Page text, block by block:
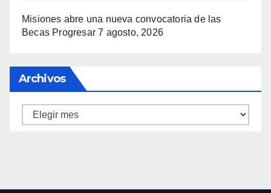
Misiones abre una nueva convocatoria de las
Becas Progresar 7 agosto, 2026
Archivos
Archivos